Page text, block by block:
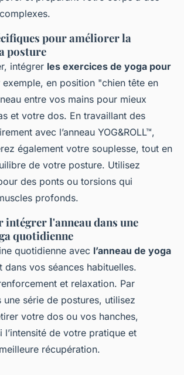
pour améliorer la
posture
intégrer les exercices de yoga pour
exemple, en position "chien tête en
entre vos mains pour mieux
et votre dos. En travaillant des
avec l’anneau YOG&ROLL™,
également votre souplesse, tout en
de votre posture. Utilisez
des ponts ou torsions qui
profonds.
intégrer l'anneau dans une
quotidienne
quotidienne avec l’anneau de yoga
dans vos séances habituelles.
et relaxation. Par
une série de postures, utilisez
votre dos ou vos hanches,
l’intensité de votre pratique et
récupération.